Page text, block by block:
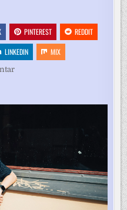
PINTEREST
REDDIT
LINKEDIN MIX